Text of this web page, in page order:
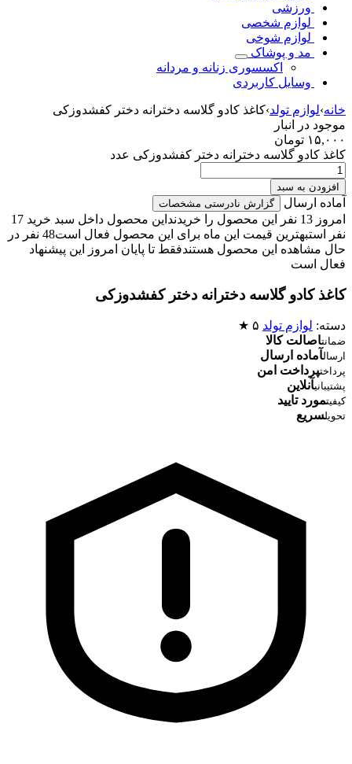
ورزشی
لوازم شخصی
لوازم شوخی
مد و پوشاک
اکسسوری زنانه و مردانه
وسایل کاربردی
خانه›لوازم تولد›کاغذ کادو گلاسه دخترانه دختر کفشدوزکی
موجود در انبار
۱۵,۰۰۰ تومان
کاغذ کادو گلاسه دخترانه دختر کفشدوزکی عدد
افزودن به سبد
آماده ارسال گزارش نادرستی مشخصات
امروز 13 نفر این محصول را خریدند
این محصول داخل سبد خرید 17
نفر استبهترین قیمت این ماه برای این محصول فعال است
48 نفر در
حال مشاهده این محصول هستندفقط تا پایان امروز این پیشنهاد
فعال است
کاغذ کادو گلاسه دخترانه دختر کفشدوزکی
دسته: لوازم تولد ۵ ★
ضمانتاصالت کالا
ارسالآماده ارسال
پرداختپرداخت امن
پشتیبانیآنلاین
کیفیتمورد تایید
تحویلسریع